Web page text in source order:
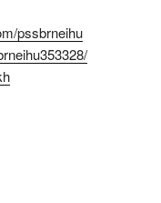
pssbrneihu